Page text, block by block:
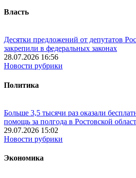
Власть
Десятки предложений от депутатов
закрепили в федеральных законах
28.07.2026 16:56
Новости рубрики
Политика
Больше 3,5 тысячи раз оказали
помощь за полгода в Ростовской
29.07.2026 15:02
Новости рубрики
Экономика